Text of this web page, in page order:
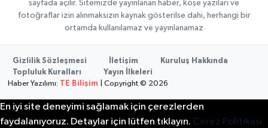
sayfada açılır. Sitemizde yayınlanan haber, köşe yazıları ve
fotoğraflar izin alınmaksızın kaynak gösterilse dahi, herhangi bir
ortamda kullanılamaz ve yayınlanamaz
Gizlilik Sözleşmesi İletişim
Kuruluş Hakkında
Topluluk Kuralları
Yayın İlkeleri
Haber Yazılımı:
TE Bilişim | Copyright © 2026
En iyi site deneyimi sağlamak için çerezlerden
faydalanıyoruz. Detaylar için lütfen tıklayın. Çerez Politikası